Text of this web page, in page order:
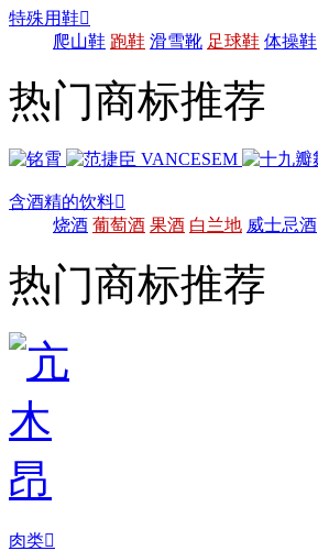
特殊用鞋
爬山鞋 跑鞋 滑雪靴 足球鞋 体操鞋
热门商标推荐
含酒精的饮料
烧酒 葡萄酒 果酒 白兰地 威士忌酒
热门商标推荐
肉类